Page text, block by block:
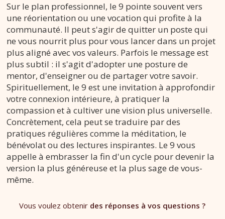
Sur le plan professionnel, le 9 pointe souvent vers
une réorientation ou une vocation qui profite à la
communauté. Il peut s'agir de quitter un poste qui
ne vous nourrit plus pour vous lancer dans un projet
plus aligné avec vos valeurs. Parfois le message est
plus subtil : il s'agit d'adopter une posture de
mentor, d'enseigner ou de partager votre savoir.
Spirituellement, le 9 est une invitation à approfondir
votre connexion intérieure, à pratiquer la
compassion et à cultiver une vision plus universelle.
Concrètement, cela peut se traduire par des
pratiques régulières comme la méditation, le
bénévolat ou des lectures inspirantes. Le 9 vous
appelle à embrasser la fin d'un cycle pour devenir la
version la plus généreuse et la plus sage de vous-
même.
Vous voulez obtenir des réponses à vos questions ?